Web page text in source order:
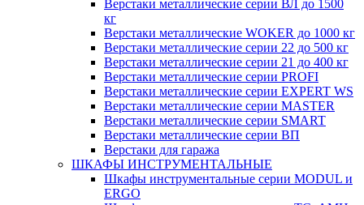
Верстаки металлические серии ВЛ до 1500
кг
Верстаки металлические WOKER до 1000 кг
Верстаки металлические серии 22 до 500 кг
Верстаки металлические серии 21 до 400 кг
Верстаки металлические серии PROFI
Верстаки металлические серии EXPERT WS
Верстаки металлические серии MASTER
Верстаки металлические серии SMART
Верстаки металлические серии ВП
Верстаки для гаража
ШКАФЫ ИНСТРУМЕНТАЛЬНЫЕ
Шкафы инструментальные серии MODUL и
ERGO